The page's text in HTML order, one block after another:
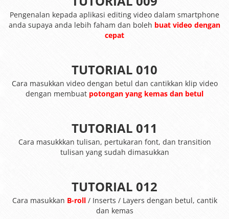
Pengenalan kepada aplikasi editing video dalam smartphone
anda supaya anda lebih faham dan boleh buat video dengan
cepat
TUTORIAL 010
Cara masukkan video dengan betul dan cantikkan klip video
dengan membuat potongan yang kemas dan betul
TUTORIAL 011
Cara masukkkan tulisan, pertukaran font, dan transition
tulisan yang sudah dimasukkan
TUTORIAL 012
Cara masukkan B-roll/ Inserts / Layers dengan betul, cantik
dan kemas